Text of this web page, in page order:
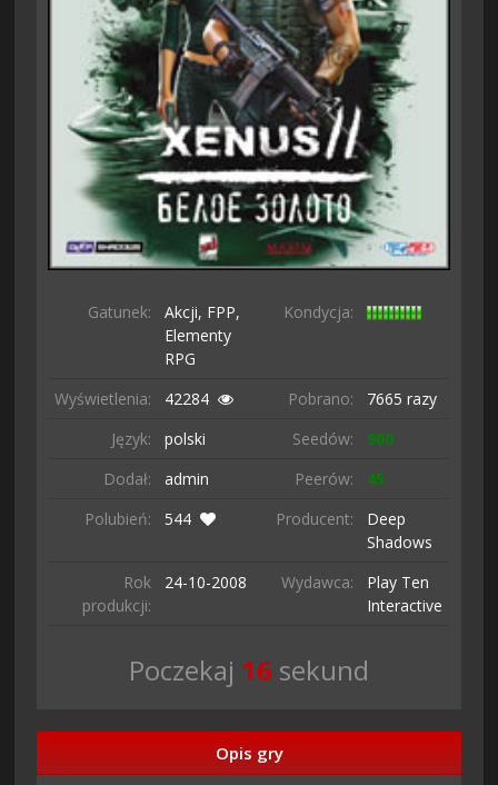
Gatunek: Akcji, FPP,
Elementy
RPG
Kondycja:
Wyświetlenia: 42284 Pobrano:
7665 razy
Język:
polski Seedów:
900
Dodał:
admin Peerów:
45
Polubień:
544 Producent:
Deep
Shadows
Rok
produkcji:
24-10-2008 Wydawca:
Play Ten
Interactive
Poczekaj 15 sekund
Opis gry